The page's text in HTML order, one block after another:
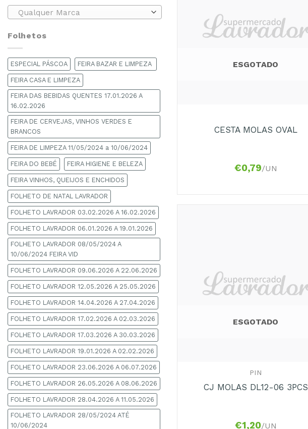
Qualquer Marca
Folhetos
ESPECIAL PÁSCOA FEIRA BAZAR E LIMPEZA
FEIRA CASA E LIMPEZA
FEIRA DAS BEBIDAS QUENTES 17.01.2026 A
16.02.2026
FEIRA DE CERVEJAS, VINHOS VERDES E
BRANCOS
FEIRA DE LIMPEZA 11/05/2024 a 10/06/2024
FEIRA DO BEBÉ FEIRA HIGIENE E BELEZA
FEIRA VINHOS, QUEIJOS E ENCHIDOS
FOLHETO DE NATAL LAVRADOR
FOLHETO LAVRADOR 03.02.2026 A 16.02.2026
FOLHETO LAVRADOR 06.01.2026 A 19.01.2026
FOLHETO LAVRADOR 08/05/2024 A
10/06/2024 FEIRA VID
FOLHETO LAVRADOR 09.06.2026 A 22.06.2026
FOLHETO LAVRADOR 12.05.2026 A 25.05.2026
FOLHETO LAVRADOR 14.04.2026 A 27.04.2026
FOLHETO LAVRADOR 17.02.2026 A 02.03.2026
FOLHETO LAVRADOR 17.03.2026 A 30.03.2026
FOLHETO LAVRADOR 19.01.2026 A 02.02.2026
FOLHETO LAVRADOR 23.06.2026 A 06.07.2026
FOLHETO LAVRADOR 26.05.2026 A 08.06.2026
FOLHETO LAVRADOR 28.04.2026 A 11.05.2026
FOLHETO LAVRADOR 28/05/2024 ATÉ
10/06/2024
ESGOTADO
CESTA MOLAS OVAL
€0,79/UN
ESGOTADO
PIN
CJ MOLAS DL12-06 3PCS
€1,20/UN